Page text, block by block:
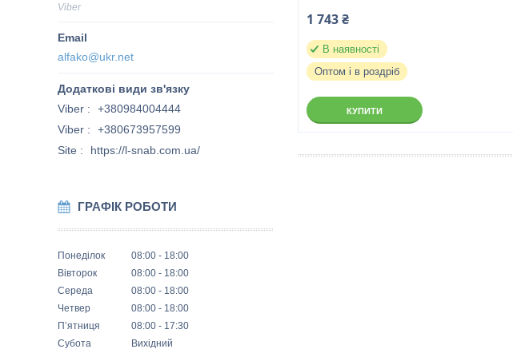
Viber
alfako@ukr.net
Viber
+380984004444
Viber
+380673957599
Site
https://l-snab.com.ua/
ГРАФІК РОБОТИ
Понеділок 08:00
18:00
Вівторок
08:00
18:00
Середа
08:00
18:00
Четвер
08:00
18:00
Пʼятниця
08:00
17:30
Субота
Вихідний
1 743 ₴
В наявності
Оптом і в роздріб
КУПИТИ